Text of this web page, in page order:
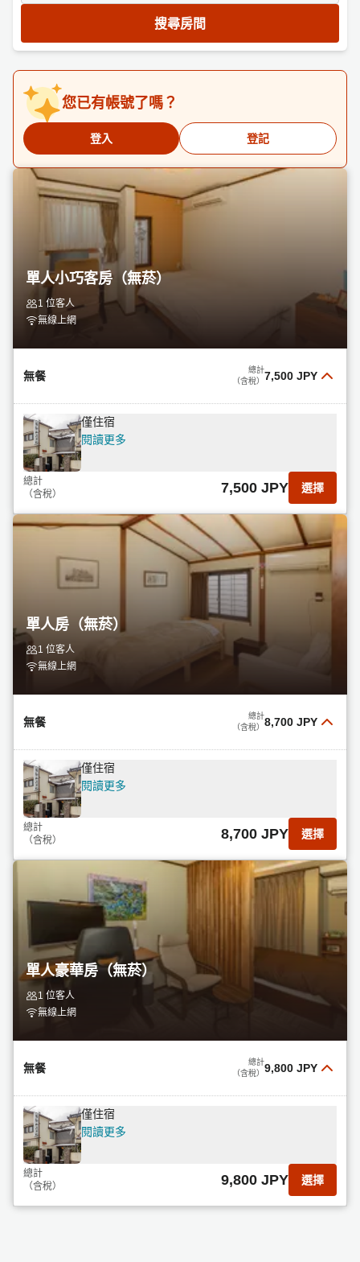
搜尋房間
您已有帳號了嗎？
登入 登記
單人小巧客房（無菸）
1 位客人
無線上網
無餐
總計
（含稅） 7,500 JPY
僅住宿
閱讀更多
總計
（含稅）
7,500 JPY 選擇
單人房（無菸）
1 位客人
無線上網
無餐
總計
（含稅） 8,700 JPY
僅住宿
閱讀更多
總計
（含稅）
8,700 JPY 選擇
單人豪華房（無菸）
1 位客人
無線上網
無餐
總計
（含稅） 9,800 JPY
僅住宿
閱讀更多
總計
（含稅）
9,800 JPY 選擇